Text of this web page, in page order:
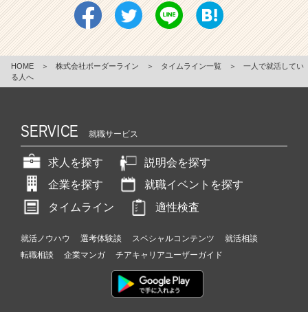
HOME ＞ 株式会社ボーダーライン ＞ タイムライン一覧 ＞
一人で就活してい
る人へ
SERVICE 就職サービス
求人を探す
説明会を探す
企業を探す
就職イベントを探す
タイムライン
適性検査
就活ノウハウ 選考体験談 スペシャルコンテンツ
就活相談
転職相談
企業マンガ チアキャリアユーザーガイド